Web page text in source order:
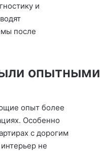
и
после
опытными
опыт более
Особенно
с дорогим
не